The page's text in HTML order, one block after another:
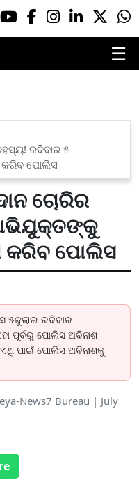
☰
ରବିବାର ୫
କରିବ ପୋଲିସ
ଚୋରିର
କରିବ ପୋଲିସ
୫ଜୁଲାଇ ରବିବାର
ପୂର୍ବରୁ ପୋଲିସ ଅବିନାଶ
ଏଥି ପାଇଁ ପୋଲିସ ଅବିନାଶକୁ
News7 Bureau | July